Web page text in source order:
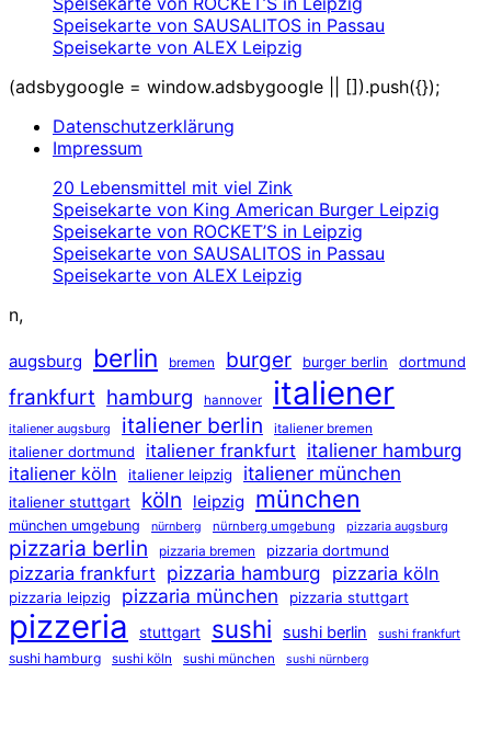
Speisekarte von SAUSALITOS in Passau
Speisekarte von ALEX Leipzig
(adsbygoogle = window.adsbygoogle || []).push({});
Datenschutzerklärung
Impressum
20 Lebensmittel mit viel Zink
Speisekarte von King American Burger Leipzig
Speisekarte von ROCKET’S in Leipzig
Speisekarte von SAUSALITOS in Passau
Speisekarte von ALEX Leipzig
n,
augsburg berlin bremen burger burger berlin dortmund
frankfurt hamburg hannover italiener
italiener augsburg italiener berlin italiener bremen
italiener dortmund italiener frankfurt italiener hamburg
italiener köln italiener leipzig italiener münchen
italiener stuttgart köln leipzig münchen
münchen umgebung nürnberg nürnberg umgebung pizzaria augsburg
pizzaria berlin pizzaria bremen pizzaria dortmund
pizzaria frankfurt pizzaria hamburg pizzaria köln
pizzaria leipzig pizzaria münchen pizzaria stuttgart
pizzeria stuttgart sushi sushi berlin sushi frankfurt
sushi hamburg sushi köln sushi münchen sushi nürnberg